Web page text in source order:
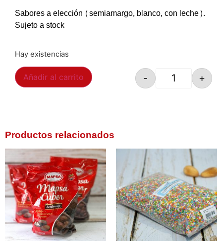
Sabores a elección (semiamargo, blanco, con leche).
Sujeto a stock
Hay existencias
- +
Añadir al carrito
Productos relacionados